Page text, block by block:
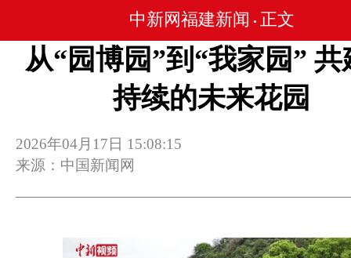
中新网福建新闻 • 正文
从“园博园”到“我家园” 共
持续的未来花园
2026年04月17日 15:08:15
来源：中国新闻网